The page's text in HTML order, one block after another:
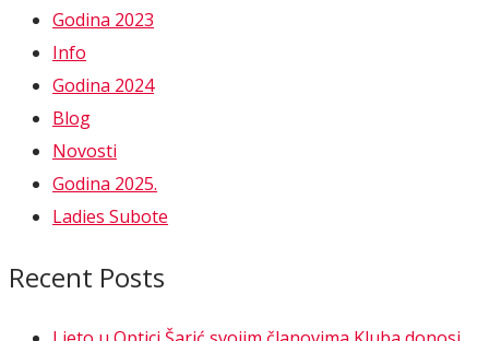
Godina 2023
Info
Godina 2024
Blog
Novosti
Godina 2025.
Ladies Subote
Recent Posts